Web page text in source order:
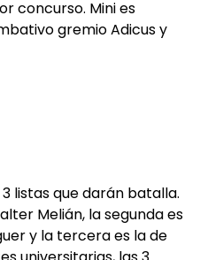
concurso. Mini es
gremio Adicus y
listas que darán batalla.
Melián, la segunda es
y la tercera es la de